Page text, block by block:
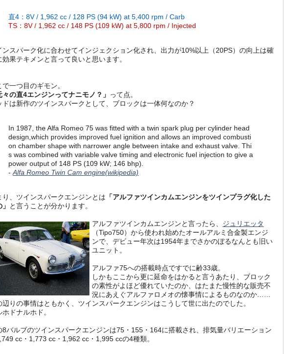
直4：8V / 1,962 cc / 128 PS (94 kW) at 5,400 rpm / Carb
TS：8V / 1,962 cc / 148 PS (109 kW) at 5,800 rpm / Injected
ンスパーク化に合わせてインジェクション化され、出力が10%以上（20PS）の向上は確
効果テキメンと言って良いと思います。
で一つ目のギモン。
々の直4エンジンってナニモノ？」 って点。
ドは新作のツインスパークとして、ブロックは一体何なのか？
In 1987, the Alfa Romeo 75 was fitted with a twin spark plug per cylinder head
design,which provides improved fuel ignition and allows an improved combusti
on chamber shape with narrower angle between intake and exhaust valve. Thi
s was combined with variable valve timing and electronic fuel injection to give a
power output of 148 PS (109 kW; 146 bhp).
- Alfa Romeo Twin Cam engine(wikipedia)
り、ツインスパークエンジンとは 「アルファツインカムエンジンをツインプラグ化した
と言うことが分かります。
アルファツインカムエンジンと言ったら、 ジュリエッタ
（Tipo750）から使われ始めたオールアルミ合金製エンジ
ンで、デビュー年次は1954年までさかのぼるなんとも旧い
ユニット。
アルファ75への搭載時点ですでに齢33歳。
しかもここから更に延命をはかると言うあたり、ブロック
の素性がよほど優れていたのか、はたまた慢性的な販売不
況にあえぐアルファロメオの懐事情によるものなのか……
辺りの事情はともかく、ツインスパークエンジンはこうして世に出たのでした。
ホドナルホド。
8バルブのツインスパークエンジンは75・155・164に搭載され、排気量バリエーション
cc・1,773 cc・1,962 cc・1,995 ccの4種類。